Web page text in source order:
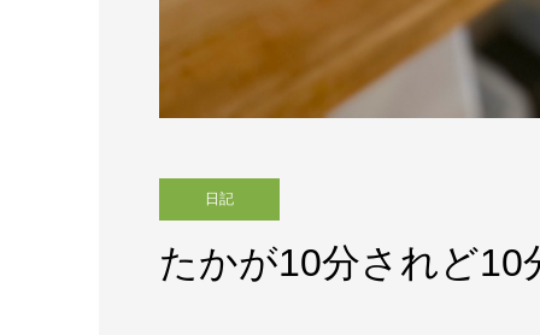
日記
たかが10分されど10